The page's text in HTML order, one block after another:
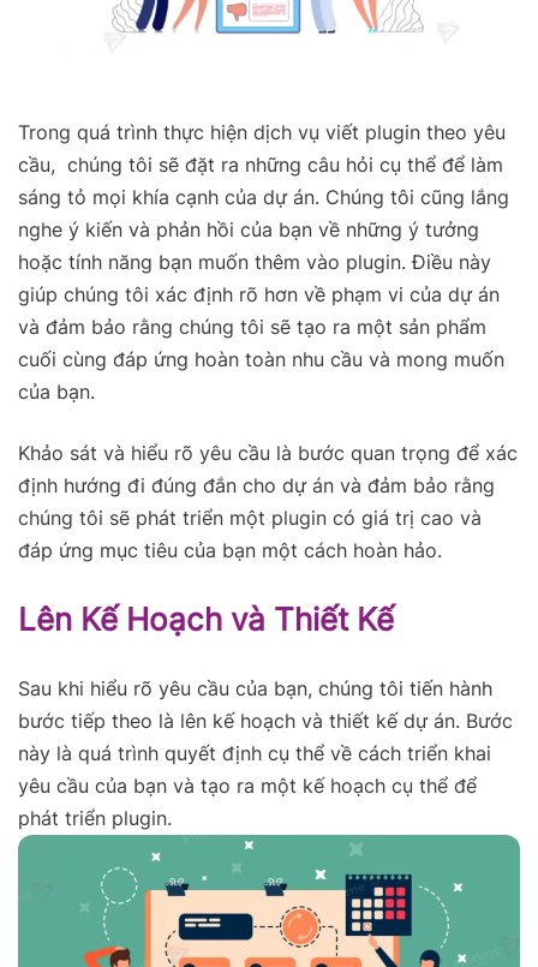
Trong quá trình thực hiện dịch vụ viết plugin theo yêu
cầu, chúng tôi sẽ đặt ra những câu hỏi cụ thể để làm
sáng tỏ mọi khía cạnh của dự án. Chúng tôi cũng lắng
nghe ý kiến và phản hồi của bạn về những ý tưởng
hoặc tính năng bạn muốn thêm vào plugin. Điều này
giúp chúng tôi xác định rõ hơn về phạm vi của dự án
và đảm bảo rằng chúng tôi sẽ tạo ra một sản phẩm
cuối cùng đáp ứng hoàn toàn nhu cầu và mong muốn
của bạn.
Khảo sát và hiểu rõ yêu cầu là bước quan trọng để xác
định hướng đi đúng đắn cho dự án và đảm bảo rằng
chúng tôi sẽ phát triển một plugin có giá trị cao và
đáp ứng mục tiêu của bạn một cách hoàn hảo.
Lên Kế Hoạch và Thiết Kế
Sau khi hiểu rõ yêu cầu của bạn, chúng tôi tiến hành
bước tiếp theo là lên kế hoạch và thiết kế dự án. Bước
này là quá trình quyết định cụ thể về cách triển khai
yêu cầu của bạn và tạo ra một kế hoạch cụ thể để
phát triển plugin.